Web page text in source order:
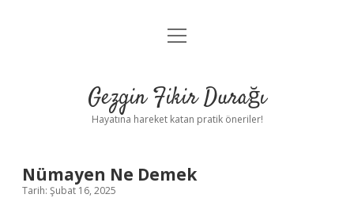
Anasayfa
Yasal Uyarı
menüyü
Gezgin Fikir Durağı
Hayatına hareket katan pratik öneriler!
Nümayen Ne Demek
Tarih: Şubat 16, 2025